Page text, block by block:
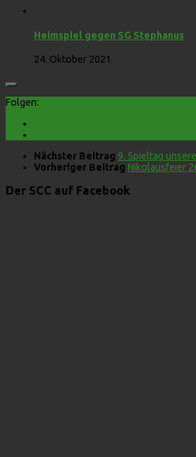
Heimspiel gegen SG Stephanus
24. Oktober 2021
Folgen:
Nächster Beitrag 9. Spieltag
Vorheriger Beitrag Nikolausfeier
Der SCC auf Facebook